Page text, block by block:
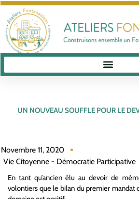
UN NOUVEAU SOUFFLE POUR LE
Novembre 11, 2020
Vie Citoyenne - Démocratie Participative
En tant qu’ancien élu au devoir de
volontiers que le bilan du premier mandat